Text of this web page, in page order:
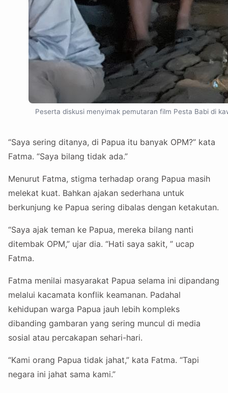
Peserta diskusi menyimak pemutaran film Pesta Babi di
“Saya sering ditanya, di Papua itu banyak OPM?” kata
Fatma. “Saya bilang tidak ada.”
Menurut Fatma, stigma terhadap orang Papua masih
melekat kuat. Bahkan ajakan sederhana untuk
berkunjung ke Papua sering dibalas dengan ketakutan.
“Saya ajak teman ke Papua, mereka bilang nanti
ditembak OPM,” ujar dia. “Hati saya sakit, ” ucap
Fatma.
Fatma menilai masyarakat Papua selama ini dipandang
melalui kacamata konflik keamanan. Padahal
kehidupan warga Papua jauh lebih kompleks
dibanding gambaran yang sering muncul di media
sosial atau percakapan sehari-hari.
“Kami orang Papua tidak jahat,” kata Fatma. “Tapi
negara ini jahat sama kami.”